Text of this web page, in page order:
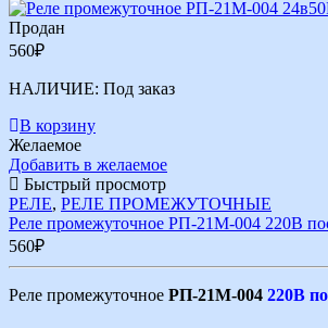
Продан
560₽
НАЛИЧИЕ: Под заказ
В корзину
Желаемое
Добавить в желаемое
Быстрый просмотр
РЕЛЕ, РЕЛЕ ПРОМЕЖУТОЧНЫЕ
Реле промежуточное РП-21М-004 220В
560₽
Реле промежуточное РП-21М-004 220В